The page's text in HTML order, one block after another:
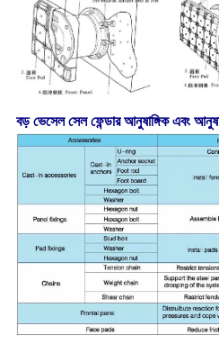
বড় ভেসেল সেল ফেন্ডার আনুষাঙ্গিক এবং